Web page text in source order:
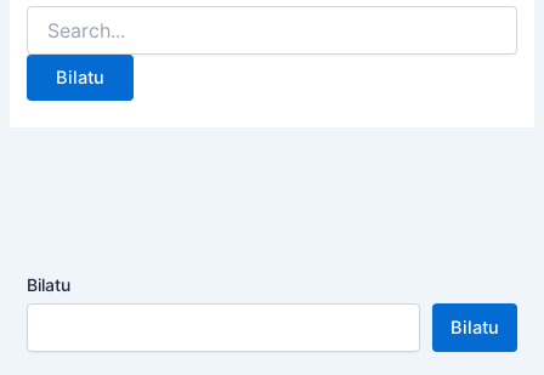
Search
for:
Bilatu
Bilatu